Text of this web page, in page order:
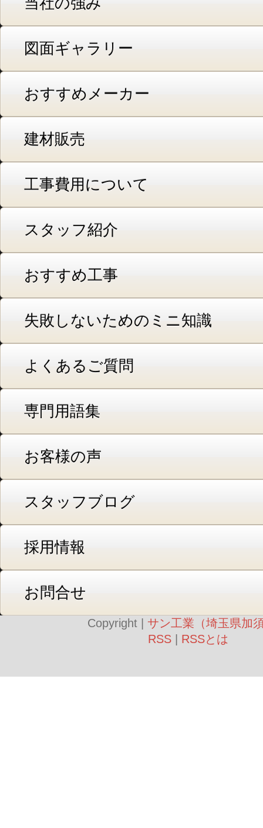
図面ギャラリー
おすすめメーカー
建材販売
工事費用について
スタッフ紹介
おすすめ工事
失敗しないためのミニ知識
よくあるご質問
専門用語集
お客様の声
スタッフブログ
採用情報
お問合せ
Copyright | サン工業（埼玉県加
RSS| RSSとは